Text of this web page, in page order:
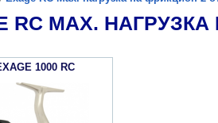
RC MAX.
1000 RC